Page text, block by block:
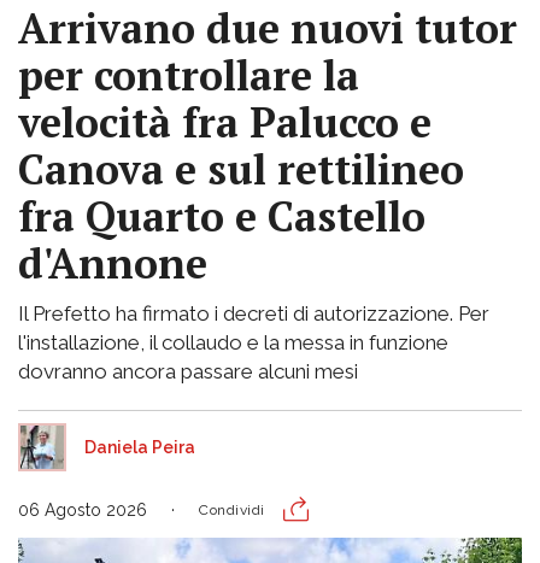
Arrivano due nuovi tutor
per controllare la
velocità fra Palucco e
Canova e sul rettilineo
fra Quarto e Castello
d'Annone
Il Prefetto ha firmato i decreti di autorizzazione. Per
l'installazione, il collaudo e la messa in funzione
dovranno ancora passare alcuni mesi
Daniela Peira
06 Agosto 2026 Condividi